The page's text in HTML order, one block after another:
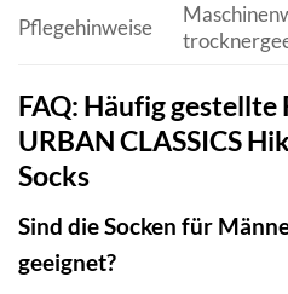
Pflegehinweise
FAQ: Häufig gestellte
URBAN CLASSICS
Socks
Sind die Socken für
geeignet?